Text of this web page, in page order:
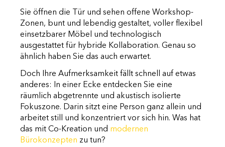
Sie öffnen die Tür und sehen offene Workshop-
Zonen, bunt und lebendig gestaltet, voller flexibel
einsetzbarer Möbel und technologisch
ausgestattet für hybride Kollaboration. Genau so
ähnlich haben Sie das auch erwartet.
Doch Ihre Aufmerksamkeit fällt schnell auf etwas
anderes: In einer Ecke entdecken Sie eine
räumlich abgetrennte und akustisch isolierte
Fokuszone. Darin sitzt eine Person ganz allein und
arbeitet still und konzentriert vor sich hin. Was hat
das mit Co-Kreation und modernen
Bürokonzepten zu tun?